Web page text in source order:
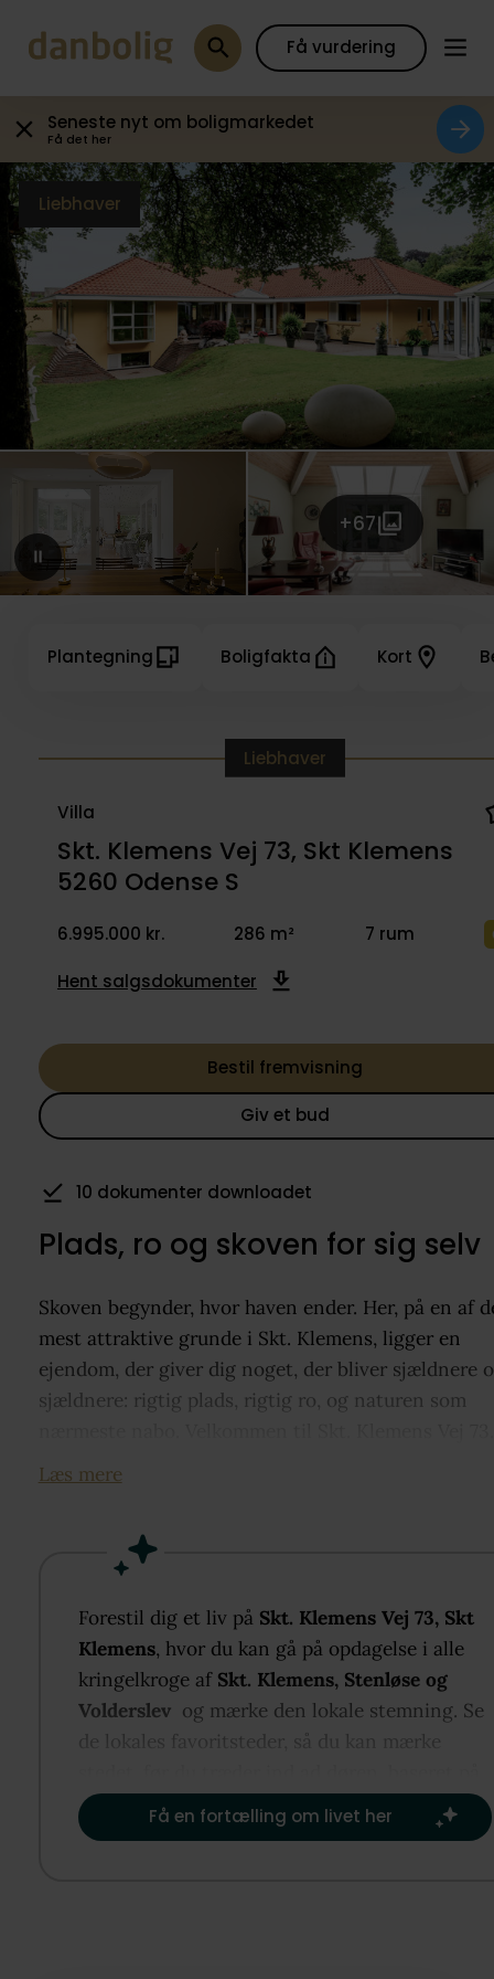
Få vurdering
Seneste nyt om boligmarkedet
Få det her
+67
Liebhaver
Liebhaver
Villa
Skt. Klemens Vej 73, Skt Klemens
5260 Odense S
6.995.000 kr. 286 m² 7 rum
Hent salgsdokumenter
Giv et bud
Bestil fremvisning
Plantegning Boligfakta Kort
10 dokumenter downloadet
Plads, ro og skoven for sig selv
Skoven begynder, hvor haven ender. Her, på en af
mest attraktive grunde i Skt. Klemens, ligger en
ejendom, der giver dig noget, der bliver sjældnere
sjældnere: rigtig plads, rigtig ro, og naturen som
planløsning med seks værelser, to badeværelser og
badeværelser fik nyt inventer i 2011 og
fremstår i dag velholdt og funktionel i alle sine
Husets hjerte er de store opholdsarealer, hvor lyset
falder ind gennem de mange vinduespartier, og
at give en spændende udsigtsoplevelse. Herfra er
kun et skridt til haven, hvor en hyggelig pavillon
Læs mere
Forestil dig et liv på Skt. Klemens Vej 73, Skt
Klemens, hvor du kan gå på opdagelse i alle
kringelkroge af Skt. Klemens, Stenløse og
Volderslev og mærke den lokale stemning. Se
de lokales favoritsteder, så du kan mærke
det, der er vigtigst for dig.​
Få en fortælling om livet her
Galleri Plantegning Boligfakta Kort